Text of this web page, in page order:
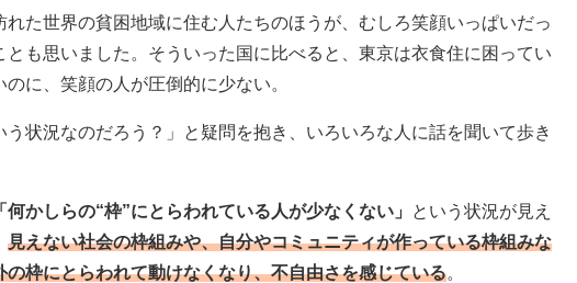
れた世界の貧困地域に住む人たちのほうが、むしろ笑顔いっぱいだっ
とも思いました。そういった国に比べると、東京は衣食住に困ってい
のに、笑顔の人が圧倒的に少ない。
う状況なのだろう？」と疑問を抱き、いろいろな人に話を聞いて歩き
「何かしらの“枠”にとらわれている人が少なくない」
という状況が見え
見えない社会の枠組みや、自分やコミュニティが作っている枠組みな
の枠にとらわれて動けなくなり、不自由さを感じている。